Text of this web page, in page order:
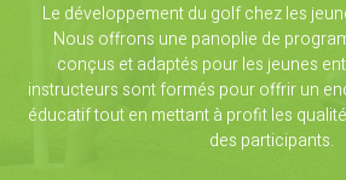
Le développement du golf chez les
Nous offrons une panoplie de
conçus et adaptés pour les jeunes
instructeurs sont formés pour offrir un
éducatif tout en mettant à profit les
des participants.